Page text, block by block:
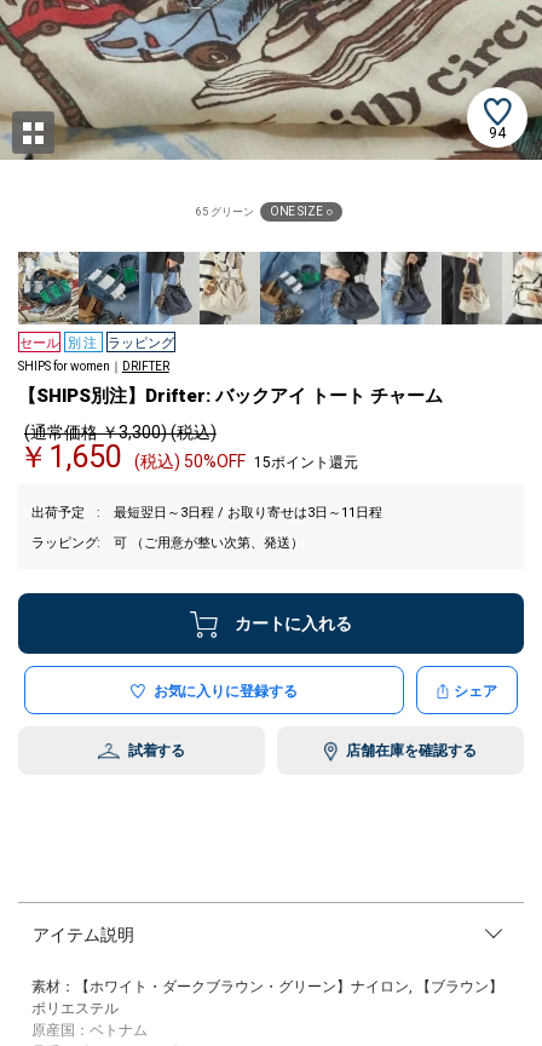
94
65 グリーン ONE SIZE ○
セール 別注 ラッピング
SHIPS for women｜ DRIFTER
【SHIPS別注】Drifter: バックアイ トート チャーム
(通常価格 ￥3,300) (税込)
￥1,650 (税込) 50%OFF 15ポイント還元
出荷予定
最短翌日～3日程 / お取り寄せは3日～11日程
ラッピング
可 （ご用意が整い次第、発送）
カートに入れる
お気に入りに登録する シェア
試着する 店舗在庫を確認する
アイテム説明
素材：【ホワイト・ダークブラウン・グリーン】ナイロン, 【ブラウン】
ポリエステル
原産国：ベトナム